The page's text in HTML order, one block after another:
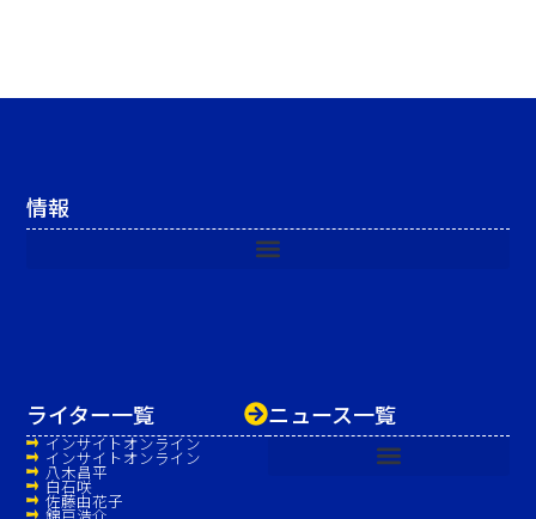
ニュース一覧
ライター一覧
インサイトオンライン
インサイトオンライン
八木昌平
白石咲
佐藤由花子
錦戸浩介
情報